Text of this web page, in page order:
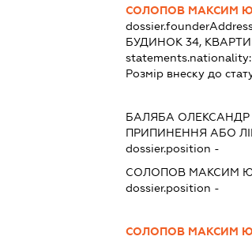
СОЛОПОВ МАКСИМ
БУДИНОК 34,
statements.nationality:
Розмір внеску до
БАЛЯБА
ПРИПИНЕННЯ АБО
dossier.position -
СОЛОПОВ МАКСИМ
dossier.position -
СОЛОПОВ МАКСИМ